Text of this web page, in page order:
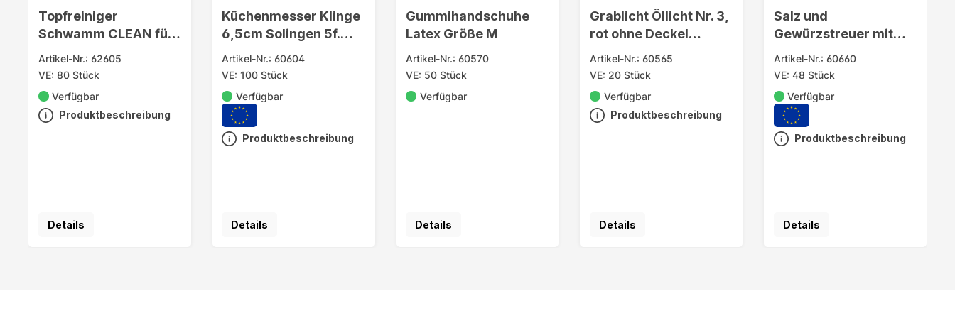
Topfreiniger
Schwamm CLEAN für
die Küche 10er
Artikel-Nr.: 62605
VE: 80 Stück
Verfügbar
Produktbeschreibung
Details
Küchenmesser Klinge
6,5cm Solingen 5f.
sort.
Artikel-Nr.: 60604
VE: 100 Stück
Verfügbar
Produktbeschreibung
Details
Gummihandschuhe
Latex Größe M
Artikel-Nr.: 60570
VE: 50 Stück
Verfügbar
Details
Grablicht Öllicht Nr. 3,
rot ohne Deckel
9,5x5cm
Artikel-Nr.: 60565
VE: 20 Stück
Verfügbar
Produktbeschreibung
Details
Salz und
Gewürzstreuer mit
Klappe 8cm aus Glas
Artikel-Nr.: 60660
VE: 48 Stück
Verfügbar
Produktbeschreibung
Details